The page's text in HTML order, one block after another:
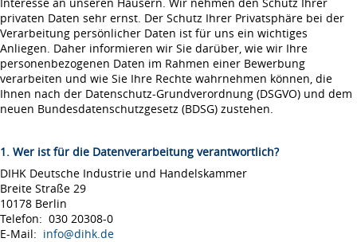
privaten Daten sehr ernst. Der Schutz Ihrer Privatsphäre bei der
Verarbeitung persönlicher Daten ist für uns ein wichtiges
Anliegen. Daher informieren wir Sie darüber, wie wir Ihre
personenbezogenen Daten im Rahmen einer Bewerbung
verarbeiten und wie Sie Ihre Rechte wahrnehmen können, die
Ihnen nach der Datenschutz-Grundverordnung (DSGVO) und dem
neuen Bundesdatenschutzgesetz (BDSG) zustehen.
1. Wer ist für die Datenverarbeitung verantwortlich?
DIHK Deutsche Industrie und Handelskammer
Breite Straße 29
10178 Berlin
Telefon: 030 20308-0
E-Mail: info@dihk.de